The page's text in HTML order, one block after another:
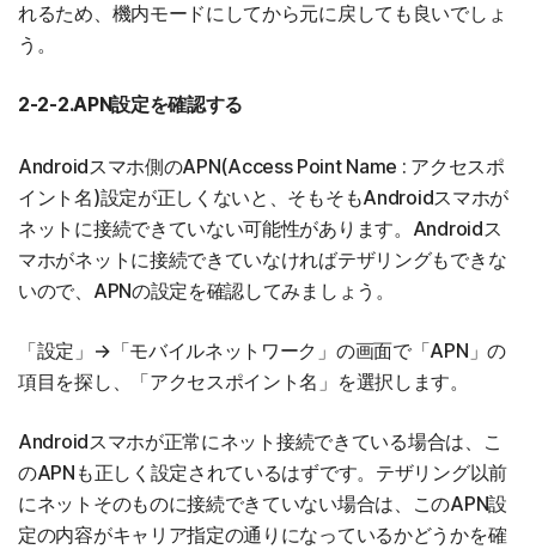
れるため、機内モードにしてから元に戻しても良いでしょ
う。
2-2-2.APN設定を確認する
Androidスマホ側のAPN(Access Point Name : アクセスポ
イント名)設定が正しくないと、そもそもAndroidスマホが
ネットに接続できていない可能性があります。Androidス
マホがネットに接続できていなければテザリングもできな
いので、APNの設定を確認してみましょう。
「設定」→「モバイルネットワーク」の画面で「APN」の
項目を探し、「アクセスポイント名」を選択します。
Androidスマホが正常にネット接続できている場合は、こ
のAPNも正しく設定されているはずです。テザリング以前
にネットそのものに接続できていない場合は、このAPN設
定の内容がキャリア指定の通りになっているかどうかを確